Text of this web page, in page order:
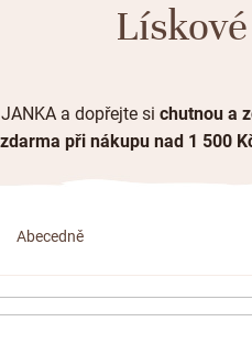
a dopřejte si chutnou a
při nákupu nad 1 500
Abecedně